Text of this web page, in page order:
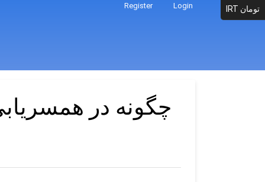
Register Login
چگونه در
IRT تومان